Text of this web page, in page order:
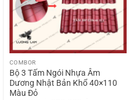
COMBOR
Bộ 3 Tấm Ngói Nhựa Âm
Dương Nhật Bản Khổ 40×110
Màu Đỏ